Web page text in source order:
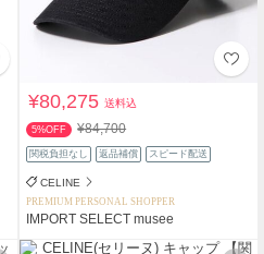
¥80,275送料込
5%OFF ¥84,700
関税負担なし 返品補償 スピード配送
CELINE
PREMIUM PERSONAL SHOPPER
IMPORT SELECT musee